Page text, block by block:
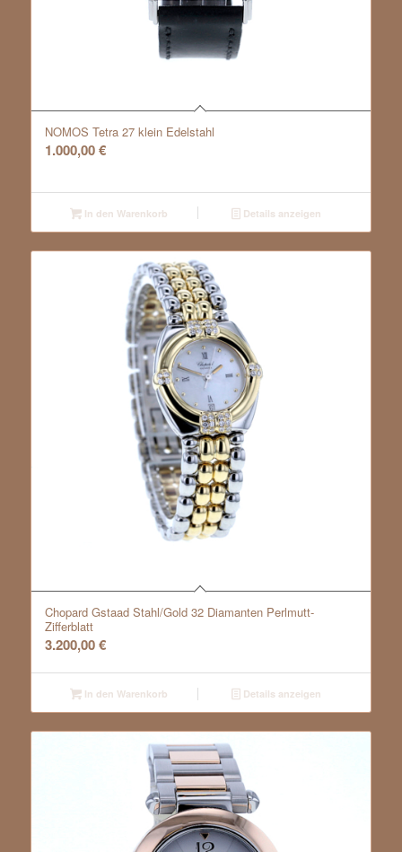
NOMOS Tetra 27 klein Edelstahl
1.000,00€
In den Warenkorb Details anzeigen
Chopard Gstaad Stahl/Gold 32 Diamanten Perlmutt-
Zifferblatt
3.200,00€
In den Warenkorb Details anzeigen